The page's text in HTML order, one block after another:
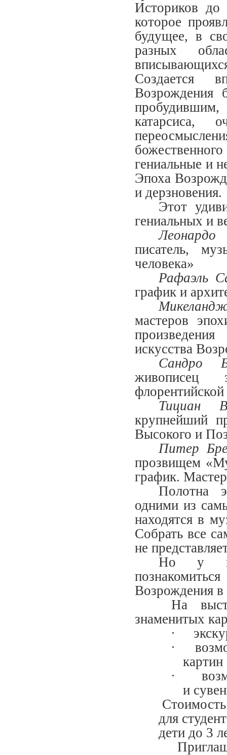
Историков до
которое
будущее, в
разных
Создается
Возрождения
катарсиса,
гениальные и
Эпоха
и дерзновения.
Этот
гениальных и
писатель,
человека»
Рафаэль
график и
мастеров
искусства
Сандро
живописец
Тициан
крупнейший
Высокого и
Питер
прозвищем
график.
Полотна
одними из
находятся в
Собрать все
не
Но у
Возрождения в
На
знаменитых
·
·
картин
·
и
для
дети до 3